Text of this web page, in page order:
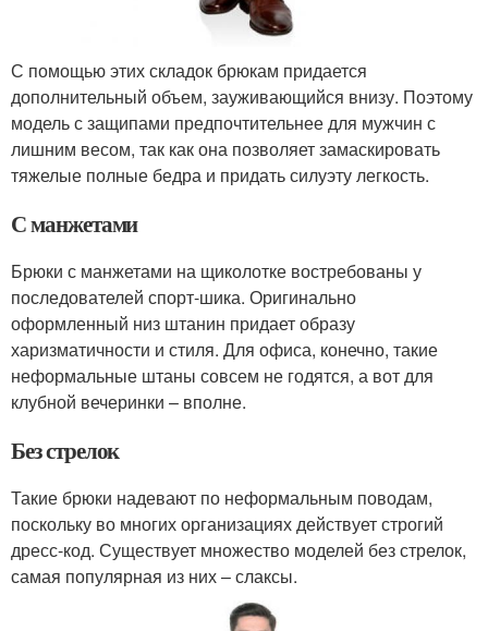
С помощью этих складок брюкам придается
дополнительный объем, зауживающийся внизу. Поэтому
модель с защипами предпочтительнее для мужчин с
лишним весом, так как она позволяет замаскировать
тяжелые полные бедра и придать силуэту легкость.
С манжетами
Брюки с манжетами на щиколотке востребованы у
последователей спорт-шика. Оригинально
оформленный низ штанин придает образу
харизматичности и стиля. Для офиса, конечно, такие
неформальные штаны совсем не годятся, а вот для
клубной вечеринки – вполне.
Без стрелок
Такие брюки надевают по неформальным поводам,
поскольку во многих организациях действует строгий
дресс-код. Существует множество моделей без стрелок,
самая популярная из них – слаксы.